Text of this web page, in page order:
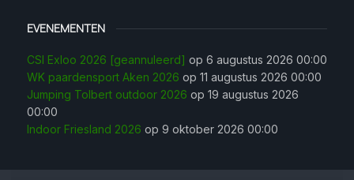
EVENEMENTEN
CSI Exloo 2026 [geannuleerd] op 6 augustus 2026 00:00
WK paardensport Aken 2026 op 11 augustus 2026 00:00
Jumping Tolbert outdoor 2026 op 19 augustus 2026
00:00
Indoor Friesland 2026 op 9 oktober 2026 00:00